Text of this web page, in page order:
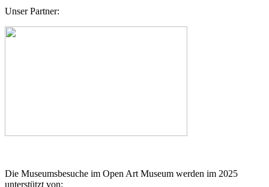
Unser Partner:
Die Museumsbesuche im Open Art Museum werden im 2025
unterstützt von: